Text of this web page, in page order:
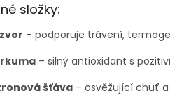
složky:
– podporuje trávení,
– silný antioxidant s
šťáva – osvěžující chuť